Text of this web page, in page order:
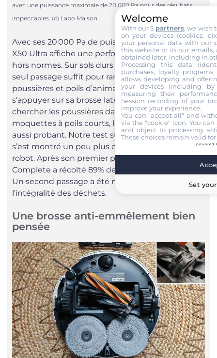
avec une puissance maximale de 20 000 Pa pour des résultats
impeccables. (c) Labo Maison
Avec ses 20 000 Pa de puissance maximale, le
X50 Ultra affiche une performance d’aspiration
hors normes. Sur sols durs (parquet, carrelage), un
seul passage suffit pour ramasser les saletés,
poussières et poils d’animaux. Il peut également
s’appuyer sur sa brosse latérale pour aller
chercher les poussières dans les coins. Sur
moquettes à poils courts, le résultat est tout
aussi probant. Notre test sur tapis à poils longs
s’est montré un peu plus compliqué pour ce
robot. Après son premier passage, le X50 Ultra
Complete a récolté 89% des détritus éparpillés.
Un second passage a été nécessaire pour récolter
l’intégralité des déchets.
Une brosse anti-emmêlement bien
pensée
Welcome
With our 5 partners, we wish
on your devices (cookies,
your personal data with our
this website or in our emails,
obtained later, including in
Processing this data
purchases, loyalty
allows developing and
your devices (including
measuring their
Session recording of your
improve your experience.
You can "accept all" and
via the "cookie" icon. You
and object to processing
These choices remain valid
powered
Set